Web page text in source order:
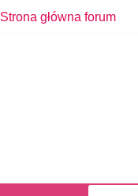
Strona główna forum